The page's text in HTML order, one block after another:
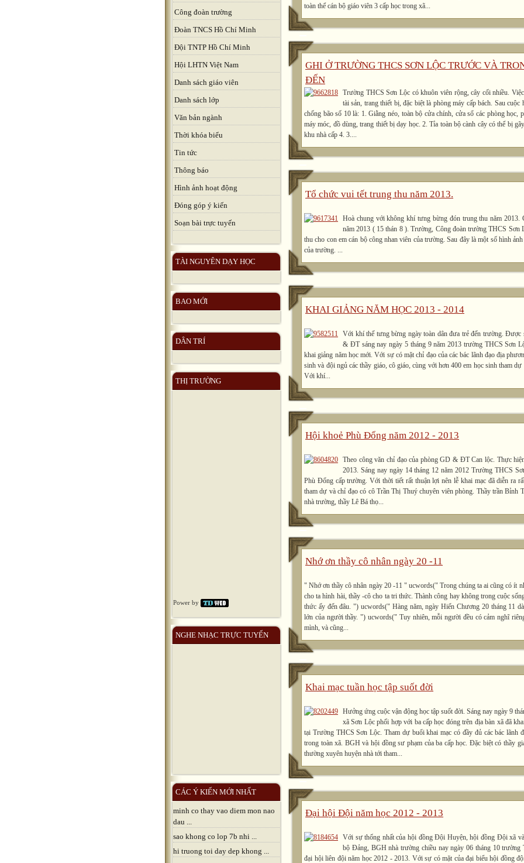
Công đoàn trường
Đoàn TNCS Hồ Chí Minh
Đội TNTP Hồ Chí Minh
Hội LHTN Việt Nam
Danh sách giáo viên
Danh sách lớp
Văn bản ngành
Thời khóa biểu
Tin tức
Thông báo
Hình ảnh hoạt động
Đóng góp ý kiến
Soạn bài trực tuyến
TÀI NGUYÊN DẠY HỌC
BAO MỚI
DÂN TRÍ
THỊ TRƯỜNG
Power by
NGHE NHẠC TRỰC TUYẾN
CÁC Ý KIẾN MỚI NHẤT
minh co thay vao diem mon nao
dau ...
sao khong co lop 7b nhi ...
hi truong toi day dep khong ...
toàn thể cán bộ giáo viên 3 cấp học trong xã...
GHI Ở TRƯỜNG THCS SƠN LỘC TRƯỚC VÀ
ĐẾN
Trường THCS Sơn Lộc có khuôn viên rộng, cây cối nhiều.
tài sản, trang thiết bị, đặc biệt là phòng máy cấp bách. Sau cuộc
chống bão số 10 là: 1. Giằng néo, toàn bộ cửa chính, cửa sổ các phòng học,
máy móc, đồ dùng, trang thiết bị dạy học. 2. Tỉa toàn bộ cành cây có thể bị
khu nhà cấp 4. 3....
Tổ chức vui tết trung thu năm 2013.
Hoà chung với không khí tưng bừng đón trung thu năm 2013.
năm 2013 ( 15 thán 8 ). Trường, Công đoàn trường THCS Sơn
thu cho con em cán bộ công nhan viên của trường. Sau đây là một số hình
của trường. ...
KHAI GIẢNG NĂM HỌC 2013 - 2014
Với khí thế tưng bừng ngày toàn dân đưa trẻ đến trường. Được
& ĐT sáng nay ngày 5 tháng 9 năm 2013 trường THCS Sơn
khai giảng năm học mới. Với sự có mặt chỉ đạo của các bác lãnh đạo địa
sinh và đội ngủ các thầy giáo, cô giáo, cùng với hơn 400 em học sinh tham
Với khí...
Hội khoẻ Phù Đổng năm 2012 - 2013
Theo công văn chỉ đạo của phòng GD & ĐT Can lộc. Thực
2013. Sáng nay ngày 14 tháng 12 năm 2012 Trường THCS
Phù Đổng cấp trường. Với thời tiết rất thuận lợi nên lễ khai mạc đã diễn ra
tham dự và chỉ đạo có cô Trần Thị Thuý chuyên viên phòng. Thầy trần Bỉnh
nhà trường, thầy Lê Bá thọ...
Nhớ ơn thầy cô nhân ngày 20 -11
" Nhớ ơn thầy cô nhân ngày 20 -11 " ucwords(" Trong chúng ta ai cũng có ít
cho ta hình hài, thầy -cô cho ta tri thức. Thành công hay không trong cuộc
thức ấy đến đâu. ") ucwords(" Hàng năm, ngày Hiến Chương 20 tháng 11
lớn của người thầy. ") ucwords(" Tuy nhiên, mỗi người đều có cảm nghĩ
mình, và cũng...
Khai mạc tuần học tập suốt đời
Hưởng ứng cuộc vận động học tập suốt đời. Sáng nay ngày 9
xã Sơn Lộc phối hợp với ba cấp học đóng trên địa bàn xã đã
tại Trường THCS Sơn Lộc. Tham dự buổi khai mạc có đầy đủ các bác lãnh
trong toàn xã. BGH và hội đồng sư phạm của ba cấp học. Đặc biệt có thầy
thường xuyên huyện nhà tới tham...
Đại hội Đội năm học 2012 - 2013
Với sự thống nhất của hội đồng Đội Huyện, hội đồng Đội xã
bộ Đảng, BGH nhà trường chiều nay ngày 06 tháng 10 trường
đại hội liên đội năm học 2012 - 2013. Với sự có mặt của đại biểu hội đồng